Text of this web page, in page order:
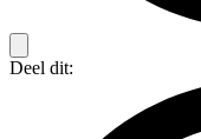
Deel dit: